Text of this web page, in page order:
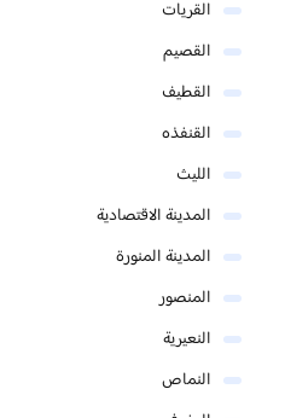
القريات
القصيم
القطيف
القنفذه
الليث
المدينة الاقتصادية
المدينة المنورة
المنصور
النعيرية
النماص